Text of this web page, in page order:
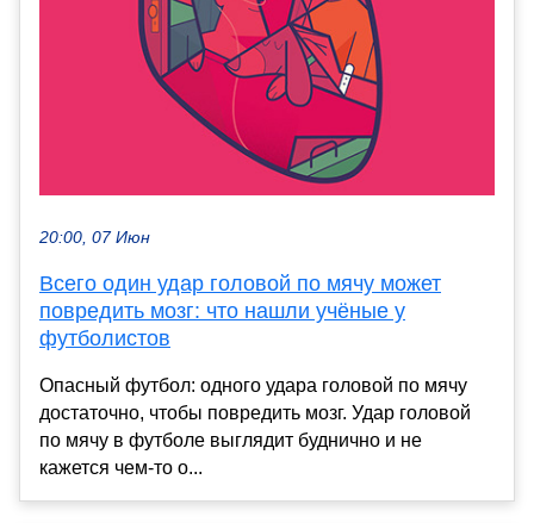
20:00, 07 Июн
Всего один удар головой по мячу может
повредить мозг: что нашли учёные у
футболистов
Опасный футбол: одного удара головой по мячу
достаточно, чтобы повредить мозг. Удар головой
по мячу в футболе выглядит буднично и не
кажется чем-то о...